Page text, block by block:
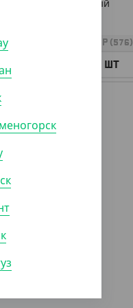
прозрачный
КОР (576)